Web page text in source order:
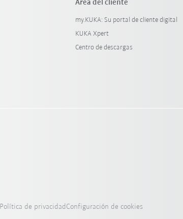
Área del cliente
my.KUKA: Su portal de cliente digital
KUKA Xpert
Centro de descargas
Política de privacidad Configuración de cookies